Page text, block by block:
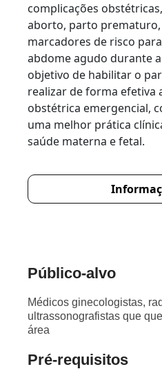
complicações
aborto, parto prematuro,
marcadores de risco
abdome agudo durante
objetivo de habilitar o
realizar de forma efetiva
obstétrica emergencial,
uma melhor prática
saúde materna e fetal.
Público-alvo
Médicos ginecologistas,
ultrassonografistas que
área
Pré-requisitos